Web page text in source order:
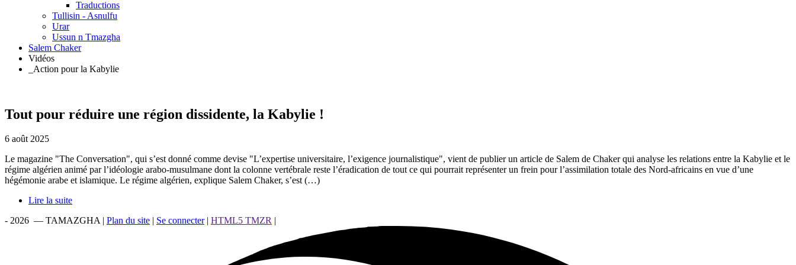
Traductions
Tullisin - Asnulfu
Urar
Ussun n Tmazgha
Salem Chaker
Vidéos
_Action pour la Kabylie
Tout pour réduire une région dissidente, la Kabylie !
6 août 2025
Le magazine "The Conversation", qui s’est donné comme devise "L’expertise universitaire, l’exigence journalistique", vient de publier un article de Salem de Chaker qui analyse les relations entre la Kabylie et le
régime algérien animé par l’idéologie arabo-musulmane dont la colonne vertébrale reste l’éradication de tout ce qui pourrait représenter un frein pour l’assimilation totale des Nord-africains en vue d’une
hégémonie arabe et islamique. Le régime algérien, explique Salem Chaker, s’est (…)
Lire la suite
- 2026 — TAMAZGHA | Plan du site | Se connecter| HTML5 TMZR |